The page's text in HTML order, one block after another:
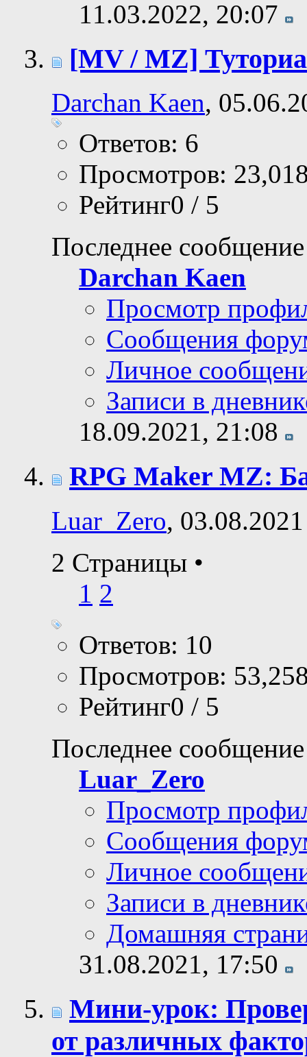
11.03.2022, 20:07
[MV / MZ]
Darchan Kaen,
Ответов: 6
Просмотров:
Рейтинг0 / 5
Последнее
Darchan Kaen
Просмотр
Сообщения
Личное
Записи в
18.09.2021, 21:08
RPG Maker MZ:
Luar_Zero,
2 Страницы •
1 2
Ответов: 10
Просмотров:
Рейтинг0 / 5
Последнее
Luar_Zero
Просмотр
Сообщения
Личное
Записи в
Домашняя
31.08.2021, 17:50
Мини-урок:
от различных